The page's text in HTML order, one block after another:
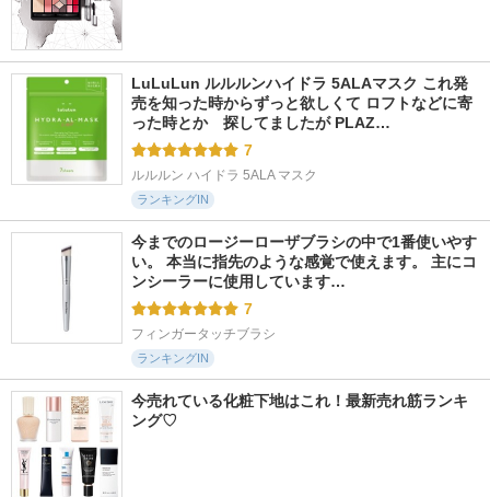
LuLuLun ルルルンハイドラ 5ALAマスク これ発
売を知った時からずっと欲しくて ロフトなどに寄
った時とか　探してましたが PLAZ…
7
ルルルン ハイドラ 5ALA マスク
ランキングIN
今までのロージーローザブラシの中で1番使いやす
い。 本当に指先のような感覚で使えます。 主にコ
ンシーラーに使用しています…
7
フィンガータッチブラシ
ランキングIN
今売れている化粧下地はこれ！最新売れ筋ランキ
ング♡